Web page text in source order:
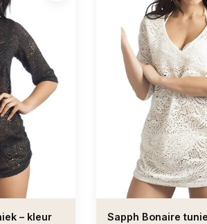
– kleur
Sapph Bonaire